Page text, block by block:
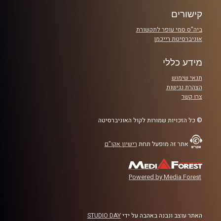
קישורים
ביה"ס סמי עופר לתקשורת
אוניברסיטת רייכמן
מידע כללי
תנאי שימוש
הצהרת נגישות
צרו קשר
© כל הזכויות שמורות לקול האוניברסיטה
אתר זה מופעל תחת רישיון אקו"ם
Powered by Media Forest
האתר עוצב ונבנה באהבה על ידיSTUDIO DAY